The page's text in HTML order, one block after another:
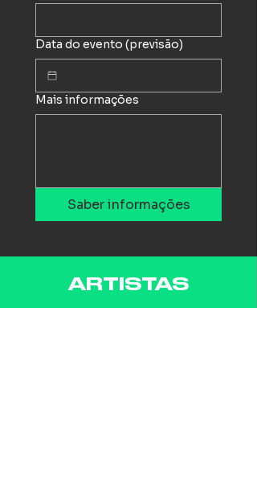
Data do evento (previsão)
Mais informações
Saber informações
ARTISTAS